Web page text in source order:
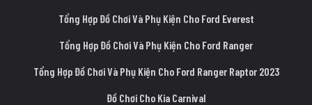
Tổng Hợp Đồ Chơi Và Phụ Kiện Cho Ford Everest
Tổng Hợp Đồ Chơi Và Phụ Kiện Cho Ford Ranger
Tổng Hợp Đồ Chơi Và Phụ Kiện Cho Ford Ranger Raptor 2023
Đồ Chơi Cho Kia Carnival